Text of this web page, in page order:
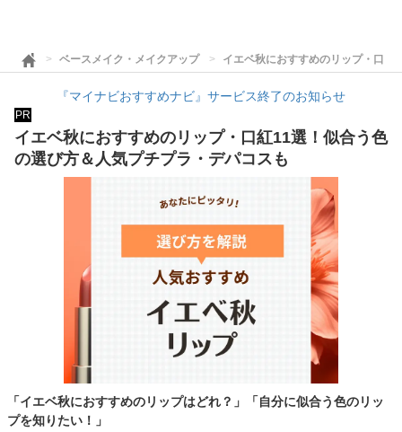
ベースメイク・メイクアップ イエベ秋におすすめのリップ・口紅
『マイナビおすすめナビ』サービス終了のお知らせ
PR
イエベ秋におすすめのリップ・口紅11選！似合う色
の選び方＆人気プチプラ・デパコスも
「イエベ秋におすすめのリップはどれ？」「自分に似合う色のリッ
プを知りたい！」